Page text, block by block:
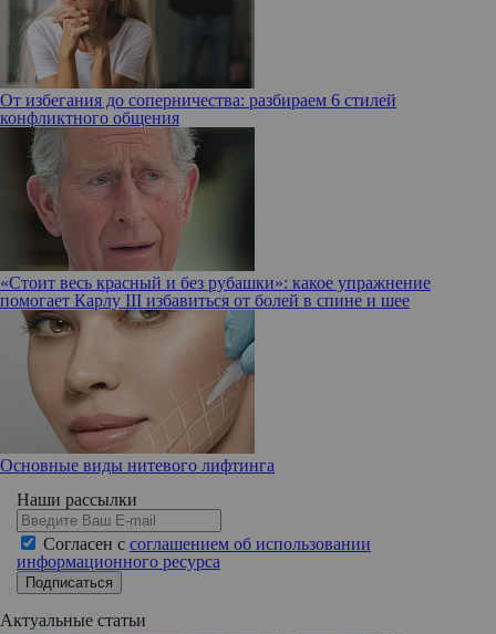
От избегания до соперничества: разбираем 6 стилей
конфликтного общения
«Стоит весь красный и без рубашки»: какое упражнение
помогает Карлу III избавиться от болей в спине и шее
Основные виды нитевого лифтинга
Наши рассылки
Согласен с соглашением об использовании
информационного ресурса
Подписаться
Актуальные статьи